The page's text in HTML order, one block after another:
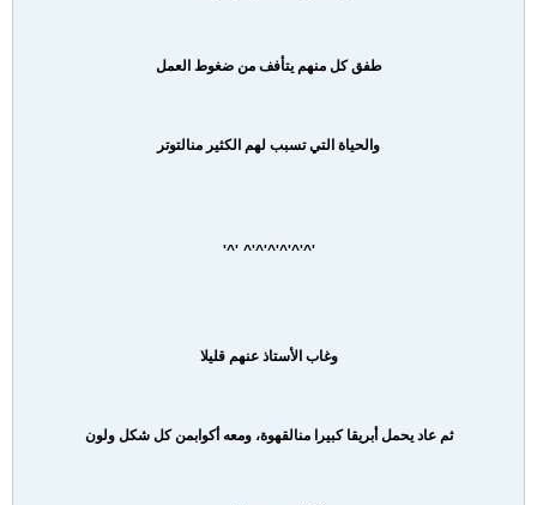
طفق كل منهم يتأفف من ضغوط العمل
والحياة التي تسبب لهم الكثير منالتوتر
'^'^'^'^'^'^ '^'
وغاب الأستاذ عنهم قليلا
ثم عاد يحمل أبريقا كبيرا منالقهوة، ومعه أكوابمن كل شكل ولون